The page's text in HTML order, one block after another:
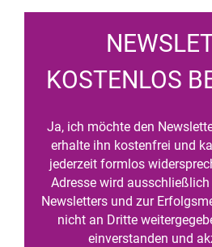
KOSTENLOS
Ja, ich möchte den
erhalte ihn kostenfrei und
jederzeit formlos
Adresse wird
Newsletters und zur
nicht an Dritte
einverstanden und